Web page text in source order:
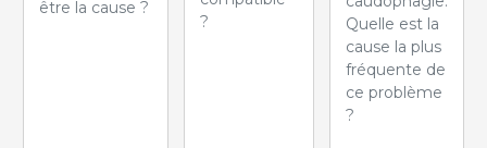
être la cause ?
?
Quelle est la
cause la plus
fréquente de
ce problème
?